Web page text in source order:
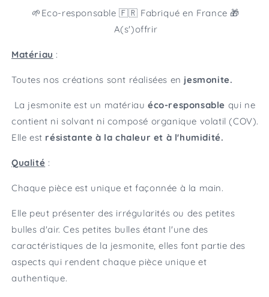
🌱Eco-responsable 🇫🇷 Fabriqué en France 🎁
A(s')offrir
Matériau :
Toutes nos créations sont réalisées en jesmonite.
La jesmonite est un matériau éco-responsable qui ne
contient ni solvant ni composé organique volatil (COV).
Elle est résistante à la chaleur et à l'humidité.
Qualité :
Chaque pièce est unique et façonnée à la main.
Elle peut présenter des irrégularités ou des petites
bulles d'air. Ces petites bulles étant l'une des
caractéristiques de la jesmonite, elles font partie des
aspects qui rendent chaque pièce unique et
authentique.